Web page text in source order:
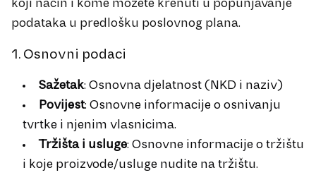
koji način i kome možete krenuti u popunjavanje
podataka u predlošku poslovnog plana.
1. Osnovni podaci
Sažetak: Osnovna djelatnost (NKD i naziv)
Povijest: Osnovne informacije o osnivanju
tvrtke i njenim vlasnicima.
Tržišta i usluge: Osnovne informacije o tržištu
i koje proizvode/usluge nudite na tržištu.